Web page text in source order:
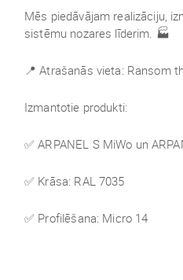
Mēs piedāvājam realizāciju,
sistēmu nozares līderim. 🏭
📍 Atrašanās vieta: Ransom
Izmantotie produkti:
✅ ARPANEL S MiWo un
✅ Krāsa: RAL 7035
✅ Profilēšana: Micro 14